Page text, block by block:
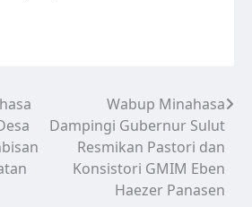
Wabup Minahasa
Dampingi Gubernur Sulut
Resmikan Pastori dan
Konsistori GMIM Eben
Haezer Panasen